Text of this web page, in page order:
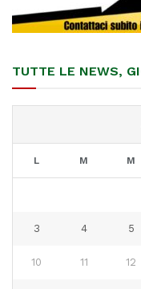
TUTTE LE NEWS,
L M M
3 4 5
10 11 12